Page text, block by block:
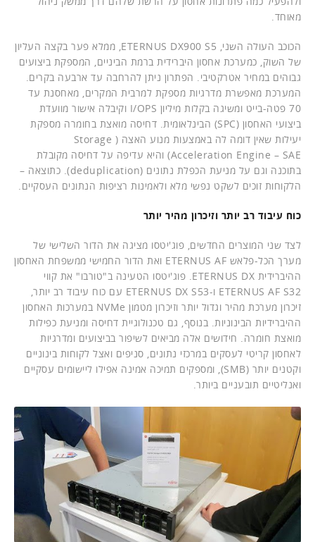
מאוחד.
הכוכב העולה השני, ETERNUS DX900 S5, ממלא פער בקצה העליון
של השוק, כמערכת אחסון היברידית ברמת הביניים, המספקת ביצועים
גבוהים במחיר אטרקטיבי. הפתרון ניתן להרחבה עד ארבעה בקרים.
המערכת מאפשרת מדרגיות מספקת למרבית המקרים, מאחסנת עד
70 פטה-בייט ומשיגה בקלות מיליון I/OPS וקיבלה אישור מוועדת
ביצועי האחסון (SPC) הבינלאומית. דחיסה מואצת בחומרה מספקת
יעילות שאין דומה לה באמצעות מנוע האצה ( Storage
Acceleration Engine – SAE) והיא עדיפה על דחיסה מקובלת
בתוכנה וגם על מניעת הכפלת נתונים (deduplication). כתוצאה –
הלקוחות זוכים לשקט נפשי מלא ולאמינות רציפות הנתונים העסקיים.
כוח עיבוד רב יותר וזיכרון מהיר יותר
לצד שני המוצרים החדשים, פוג'יטסו מציגה את הדור השלישי של
מערך הכל-פלאש ETERNUS AF ואת הדור החמישי ממשפחת האחסון
ההיברידית ETERNUS DX. פוג'יטסו הטעינה ב"טורבו" את קווי
ETERNUS AF S32 ו-ETERNUS DX S53 עם כוח עיבוד רב יותר,
זיכרון מערכת מהיר וגדול יותר וזיכרון מטמון NVMe במערכות האחסון
ההיברידיות הבינוניות. בנוסף, גם טכנולוגיית דחיסה ומניעת כפילות
מואצת חומרה. חידושים אלה מביאים לשיפור בביצועים ומדרגיות
לאחסון קריטי לעסקים במרכזי נתונים, סניפים ואצל לקוחות בינוניים
וקטנים יותר (SMB), ומספקים תמיכה אמינה אפילו ליישומים עסקיים
ואנליטיים תובעניים ביותר.